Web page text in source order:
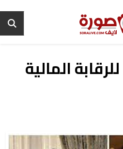
المالية